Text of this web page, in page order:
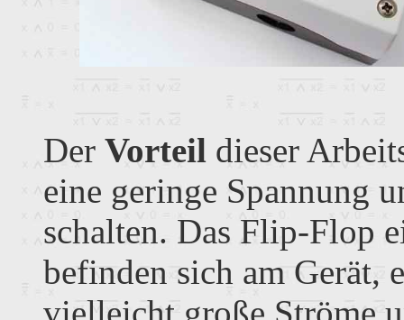
Der Vorteil dieser
eine geringe Spannung
schalten. Das Flip-Flop
befinden sich am Gerät,